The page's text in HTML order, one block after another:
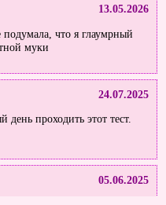
13.05.2026
что я глаумрный
муки
24.07.2025
день проходить этот тест.
05.06.2025